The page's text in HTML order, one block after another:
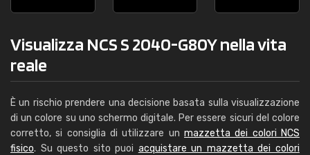
Visualizza NCS S 2040-G80Y nella vita
reale
È un rischio prendere una decisione basata sulla visualizzazione
di un colore su uno schermo digitale. Per essere sicuri del colore
corretto, si consiglia di utilizzare un mazzetta dei colori NCS
fisico. Su questo sito puoi acquistare un mazzetta dei colori